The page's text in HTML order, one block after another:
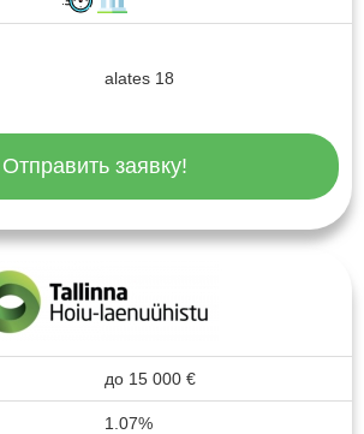
alates 18
Отправить заявку!
до 15 000 €
1.07%